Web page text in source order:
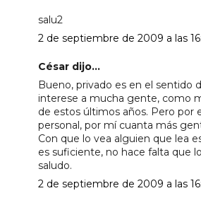
salu2
2 de septiembre de 2009 a las
César dijo...
Bueno, privado es en el sentido
interese a mucha gente, como
de estos últimos años. Pero por
personal, por mí cuanta más
Con que lo vea alguien que lea
es suficiente, no hace falta que
saludo.
2 de septiembre de 2009 a las